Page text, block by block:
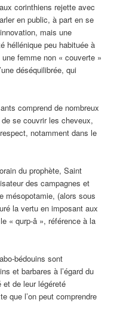
corinthiens rejette avec
en public, à part en se
mais une
héllénique peu habituée à
femme non « couverte »
déséquilibrée, qui
comprend de nombreux
se couvrir les cheveux,
notamment dans le
du prophète, Saint
des campagnes et
mésopotamie, (alors sous
la vertu en imposant aux
« qurp-â », référence à la
bédouins sont
et barbares à l’égard du
de leur légéreté
que l’on peut comprendre